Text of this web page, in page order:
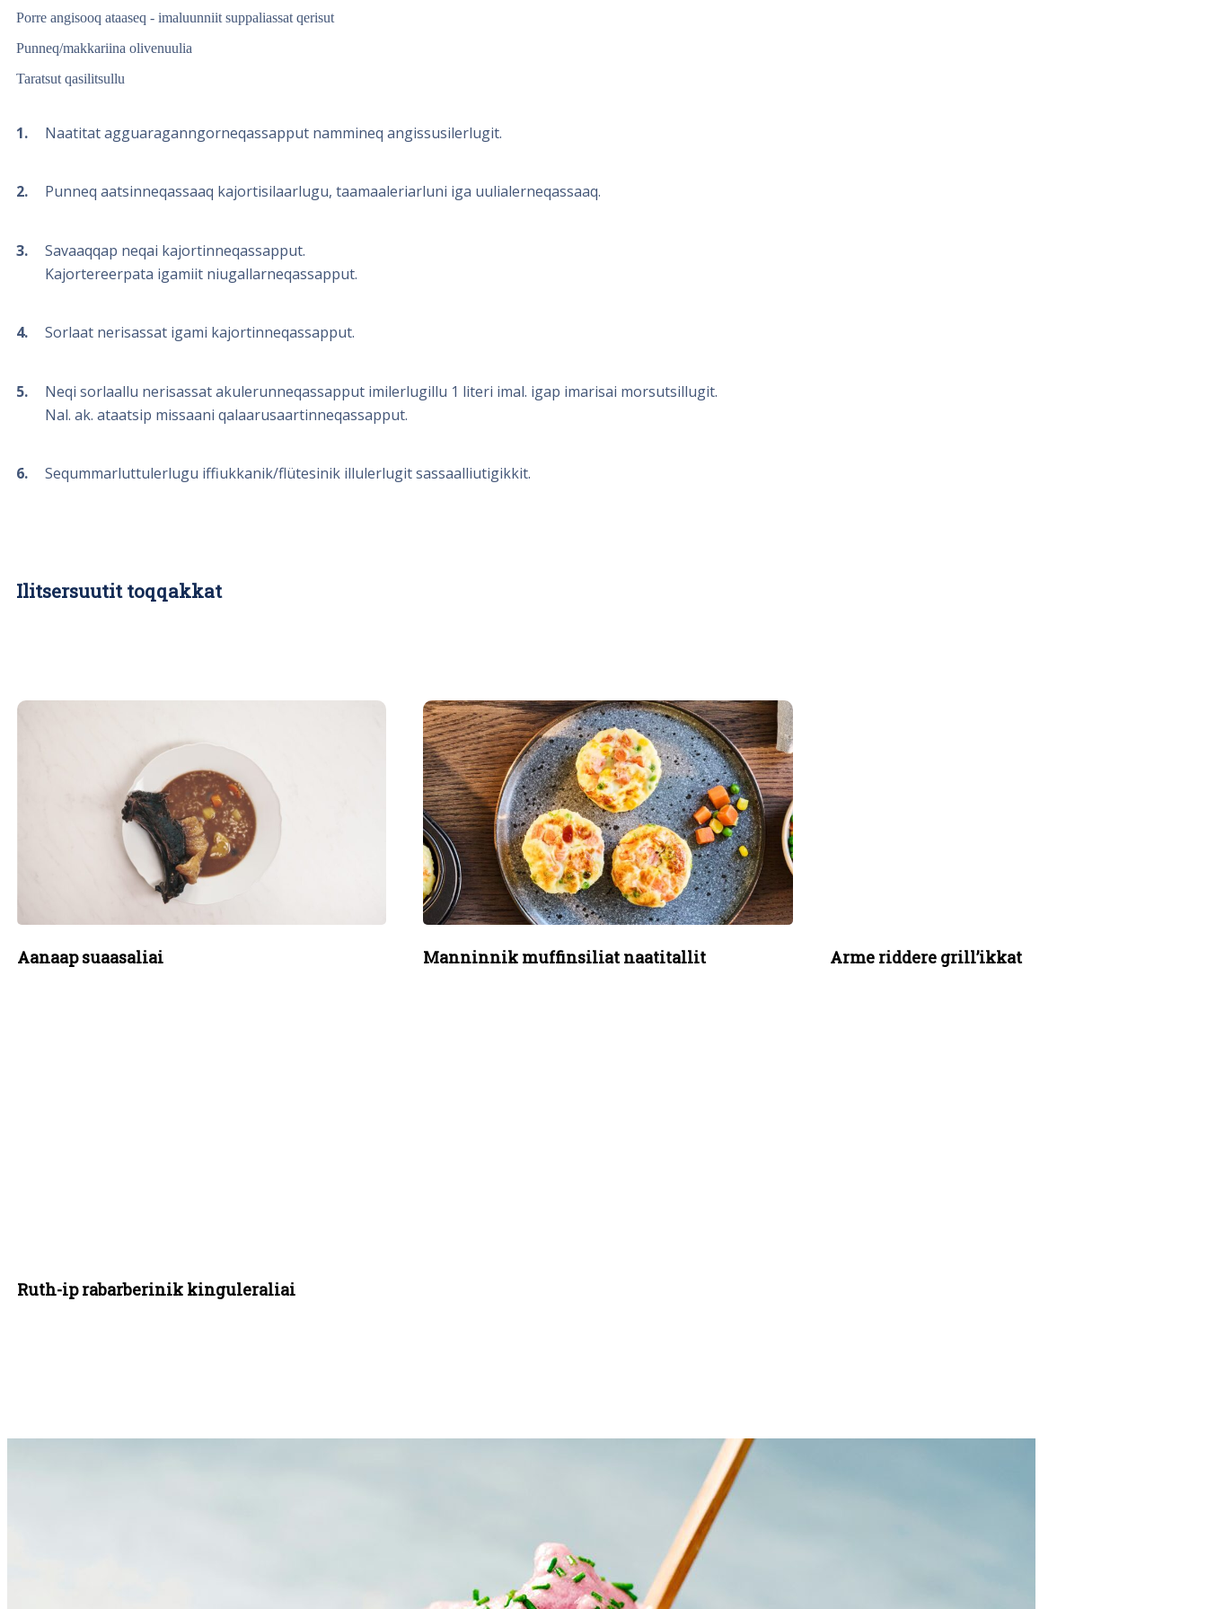
Porre angisooq ataaseq - imaluunniit suppaliassat qerisut
Punneq/makkariina olivenuulia
Taratsut qasilitsullu
1 Naatitat agguaraganngorneqassapput nammineq angissusilerlugit.
2 Punneq aatsinneqassaaq kajortisilaarlugu, taamaaleriarluni iga uulialerneqassaaq.
3
Savaaqqap neqai kajortinneqassapput.
Kajortereerpata igamiit niugallarneqassapput.
4 Sorlaat nerisassat igami kajortinneqassapput.
5
Neqi sorlaallu nerisassat akulerunneqassapput imilerlugillu 1 literi imal. igap imarisai morsutsillugit.
Nal. ak. ataatsip missaani qalaarusaartinneqassapput.
6 Seqummarluttulerlugu iffiukkanik/flütesinik illulerlugit sassaalliutigikkit.
Ilitsersuutit toqqakkat
Aanaap suaasaliai Manninnik muffinsiliat naatitallit Arme riddere grill’ikkat
Ruth-ip rabarberinik kinguleraliai